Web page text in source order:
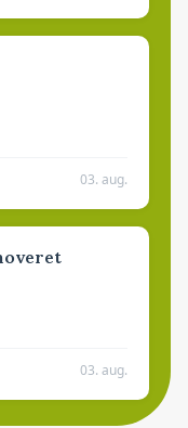
03. aug.
03. aug.